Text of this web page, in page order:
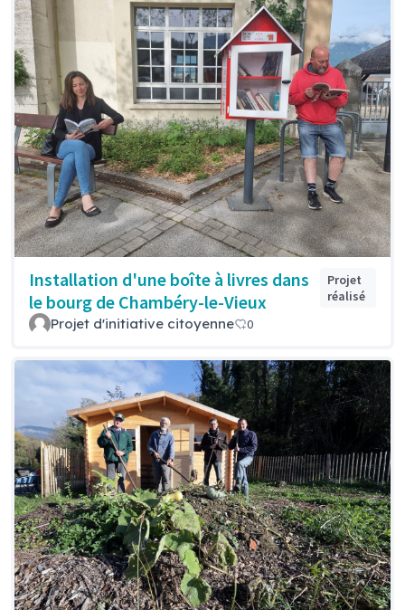
Installation d'une boîte à livres dans
le bourg de Chambéry-le-Vieux
Projet
réalisé
Projet d'initiative citoyenne 0